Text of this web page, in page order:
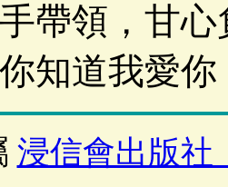
帶領，甘
知道我愛
浸信會出版社